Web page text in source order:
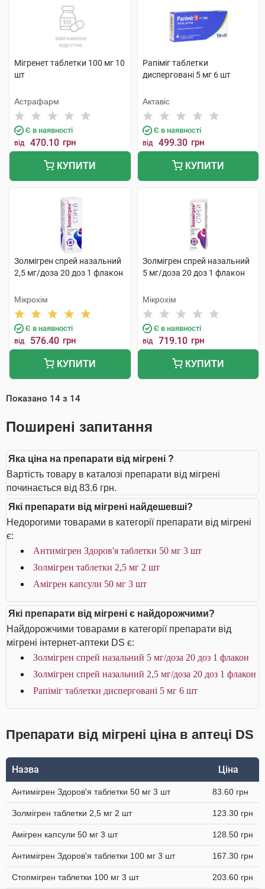
Мігренет таблетки 100 мг 10
шт
Астрафарм
Є в наявності
від 470.10 грн
КУПИТИ
Рапіміг таблетки
дисперговані 5 мг 6 шт
Актавіс
Є в наявності
від 499.30 грн
КУПИТИ
Золмігрен спрей назальний
2,5 мг/доза 20 доз 1 флакон
Мікрохім
Є в наявності
від 576.40 грн
КУПИТИ
Золмігрен спрей назальний
5 мг/доза 20 доз 1 флакон
Мікрохім
Є в наявності
від 719.10 грн
КУПИТИ
Показано 14 з 14
Поширені запитання
Яка ціна на препарати від мігрені ?
Вартість товару в каталозі препарати від мігрені
починається від 83.6 грн.
Які препарати від мігрені найдешевші?
Недорогими товарами в категорії препарати від мігрені
є:
Антимігрен Здоров'я таблетки 50 мг 3 шт
Золмігрен таблетки 2,5 мг 2 шт
Амігрен капсули 50 мг 3 шт
Які препарати від мігрені є найдорожчими?
Найдорожчими товарами в категорії препарати від
мігрені інтернет-аптеки DS є:
Золмігрен спрей назальний 5 мг/доза 20 доз 1 флакон
Золмігрен спрей назальний 2,5 мг/доза 20 доз 1 флакон
Рапіміг таблетки дисперговані 5 мг 6 шт
Препарати від мігрені ціна в аптеці DS
Назва Ціна
Антимігрен Здоров'я таблетки 50 мг 3 шт 83.60 грн
Золмігрен таблетки 2,5 мг 2 шт 123.30 грн
Амігрен капсули 50 мг 3 шт 128.50 грн
Антимігрен Здоров'я таблетки 100 мг 3 шт 167.30 грн
Стопмігрен таблетки 100 мг 3 шт 203.60 грн